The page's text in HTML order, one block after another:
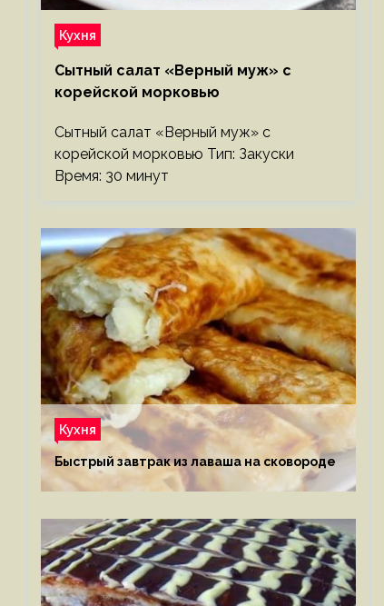
Кухня
Сытный салат «Верный муж» с
корейской морковью
Сытный салат «Верный муж» с
корейской морковью Тип: Закуски
Время: 30 минут
Кухня
Быстрый завтрак из лаваша на сковороде